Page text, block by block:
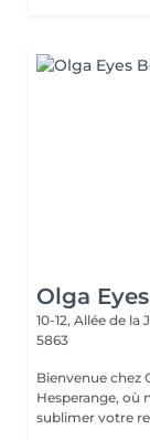
Olga
10-12, Allée de la
5863
Bienvenue chez
Hesperange, où
sublimer votre